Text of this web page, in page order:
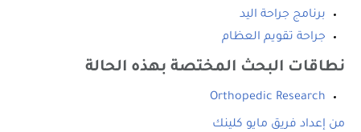
برنامج جراحة اليد
جراحة تقويم العظام
نطاقات البحث المختصة بهذه الحالة
Orthopedic Research
من إعداد فريق مايو كلينك